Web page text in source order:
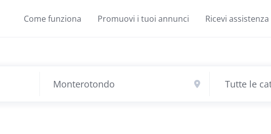
Come funziona Promuovi i tuoi annunci Ricevi assistenza